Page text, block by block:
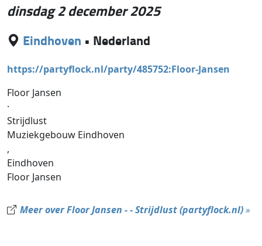
dinsdag 2 december 2025
Eindhoven • Nederland
https://partyflock.nl/party/485752:Floor-Jansen
Floor Jansen
·
Strijdlust
Muziekgebouw Eindhoven
,
Eindhoven
Floor Jansen
Meer over Floor Jansen - - Strijdlust (partyflock.nl)»